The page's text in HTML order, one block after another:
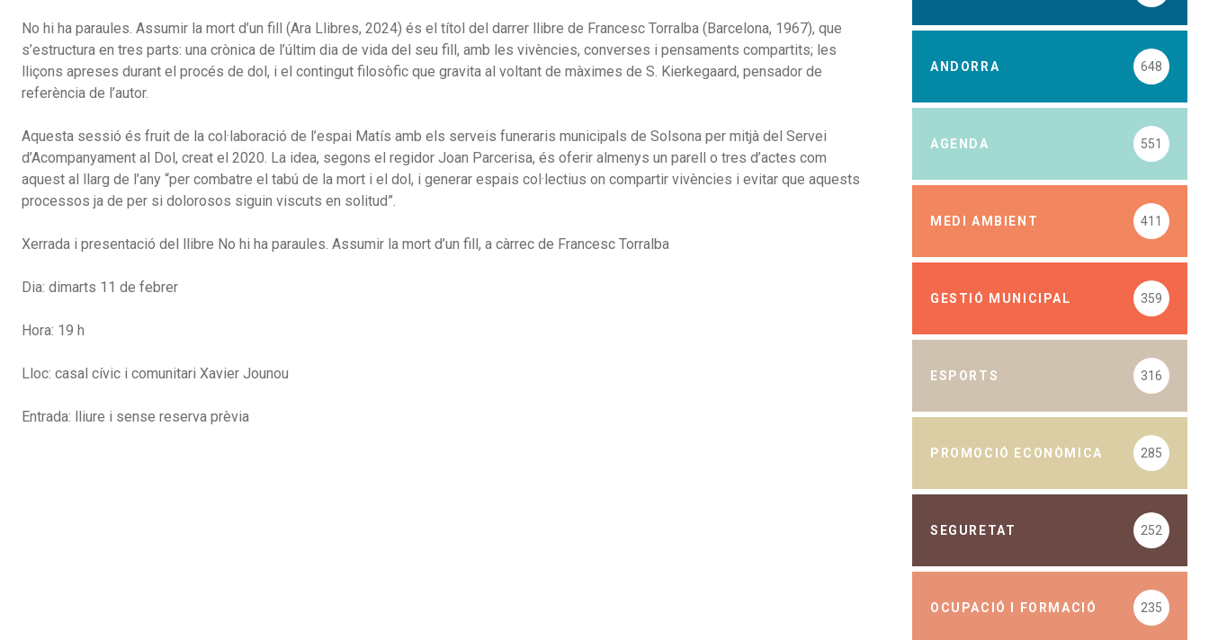
No hi ha paraules. Assumir la mort d’un fill (Ara Llibres, 2024) és el títol del darrer llibre de Francesc Torralba (Barcelona, 1967), que
s’estructura en tres parts: una crònica de l’últim dia de vida del seu fill, amb les vivències, converses i pensaments compartits; les
lliçons apreses durant el procés de dol, i el contingut filosòfic que gravita al voltant de màximes de S. Kierkegaard, pensador de
referència de l’autor.
Aquesta sessió és fruit de la col·laboració de l’espai Matís amb els serveis funeraris municipals de Solsona per mitjà del Servei
d’Acompanyament al Dol, creat el 2020. La idea, segons el regidor Joan Parcerisa, és oferir almenys un parell o tres d’actes com
aquest al llarg de l’any “per combatre el tabú de la mort i el dol, i generar espais col·lectius on compartir vivències i evitar que aquests
processos ja de per si dolorosos siguin viscuts en solitud”.
Xerrada i presentació del llibre No hi ha paraules. Assumir la mort d’un fill, a càrrec de Francesc Torralba
Dia: dimarts 11 de febrer
Hora: 19 h
Lloc: casal cívic i comunitari Xavier Jounou
Entrada: lliure i sense reserva prèvia
ANDORRA 648
AGENDA 551
MEDI AMBIENT 411
GESTIÓ MUNICIPAL 359
ESPORTS 316
PROMOCIÓ ECONÒMICA 285
SEGURETAT 252
OCUPACIÓ I FORMACIÓ 235